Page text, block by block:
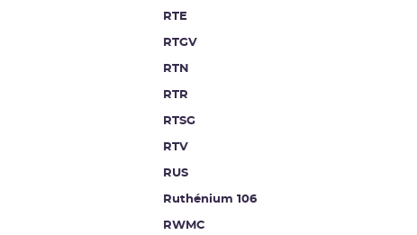
RTE
RTGV
RTN
RTR
RTSG
RTV
RUS
Ruthénium 106
RWMC